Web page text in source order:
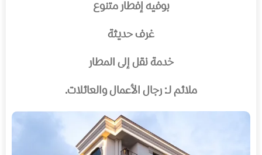
بوفيه إفطار متنوع
غرف حديثة
خدمة نقل إلى المطار
ملائم لـ: رجال الأعمال والعائلات.